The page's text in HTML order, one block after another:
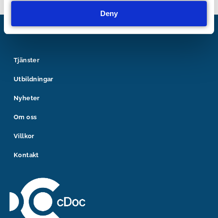
Deny
Tjänster
Utbildningar
Nyheter
Om oss
Villkor
Kontakt